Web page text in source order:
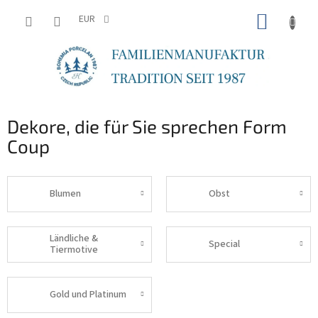
EUR
Dekore, die für Sie sprechen Form
Coup
Blumen Obst
Ländliche &
Tiermotive
Special
Gold und Platinum